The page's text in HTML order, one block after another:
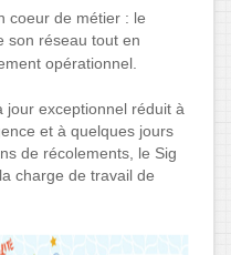
coeur de métier : le
son réseau tout en
opérationnel.
jour exceptionnel réduit à
et à quelques jours
de récolements, le Sig
charge de travail de